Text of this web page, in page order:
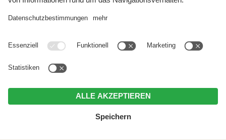
(auf Nachfrage & gegen eine Kaution
von 5,00 €)
Skiraum samt Skischuhtrockner
Endreinigung
Zusatzleistungen (gegen Aufpreis):
Nutzung von Waschmaschine und Trockner